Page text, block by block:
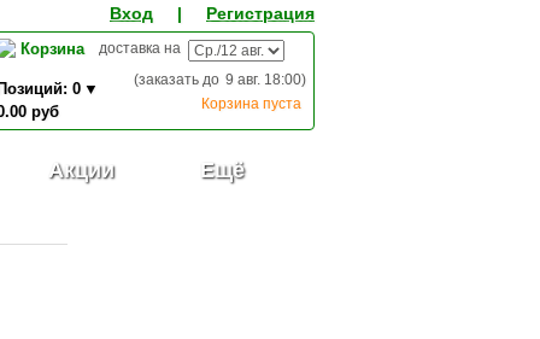
Вход | Регистрация
Корзина
Корзина пуста
доставка на
)
9 авг. 18:00
(заказать до
0
руб
0,00
Акции Ещё